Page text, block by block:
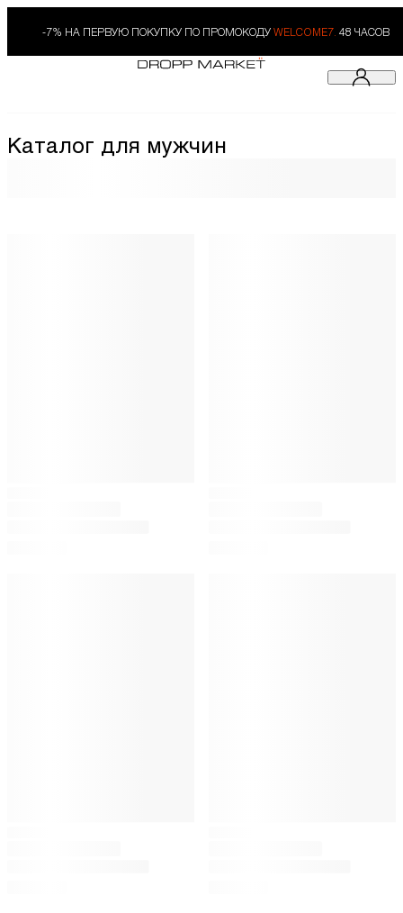
-7% НА ПЕРВУЮ ПОКУПКУ ПО ПРОМОКОДУ WELCOME7. 48 ЧАСОВ
Каталог для мужчин